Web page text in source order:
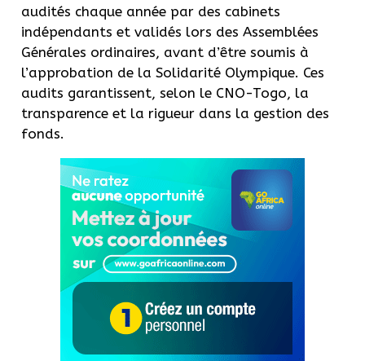
audités chaque année par des cabinets
indépendants et validés lors des Assemblées
Générales ordinaires, avant d’être soumis à
l’approbation de la Solidarité Olympique. Ces
audits garantissent, selon le CNO-Togo, la
transparence et la rigueur dans la gestion des
fonds.